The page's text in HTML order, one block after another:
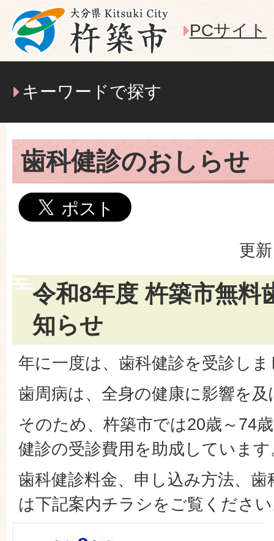
PCサイト
キーワードで探す
歯科健診のおしらせ
更
令和8年度 杵築市無料
知らせ
年に一度は、歯科健診を受診し
歯周病は、全身の健康に影響を
そのため、杵築市では20歳～74
健診の受診費用を助成しています
歯科健診料金、申し込み方法、
は下記案内チラシをご覧くださ